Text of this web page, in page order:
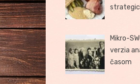
Mikro-
verzia
časom